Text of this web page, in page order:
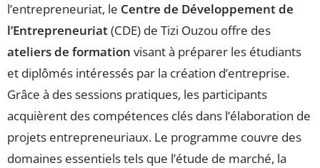
l’entrepreneuriat, le Centre de Développement de
l’Entrepreneuriat(CDE) de Tizi Ouzou offre des
ateliers de formation visant à préparer les étudiants
et diplômés intéressés par la création d’entreprise.
Grâce à des sessions pratiques, les participants
acquièrent des compétences clés dans l’élaboration de
projets entrepreneuriaux. Le programme couvre des
domaines essentiels tels que l’étude de marché, la